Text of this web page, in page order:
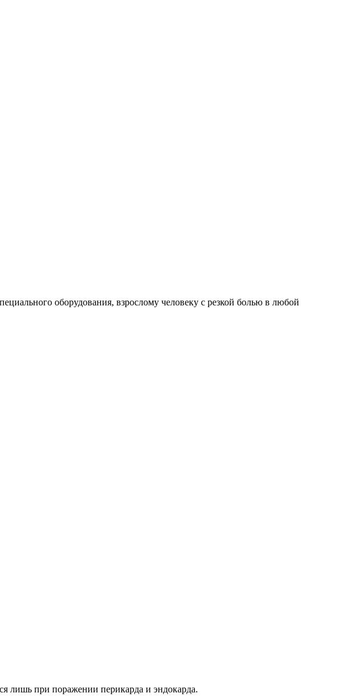
оборудования, взрослому человеку с резкой болью в любой
лишь при поражении перикарда и эндокарда.